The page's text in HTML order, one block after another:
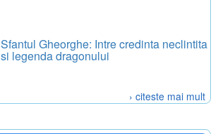
Sfantul Gheorghe: Intre credinta neclintita
si legenda dragonului
› citeste mai mult